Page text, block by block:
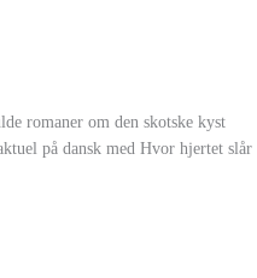
romaner om den skotske kyst
på dansk med Hvor hjertet slår